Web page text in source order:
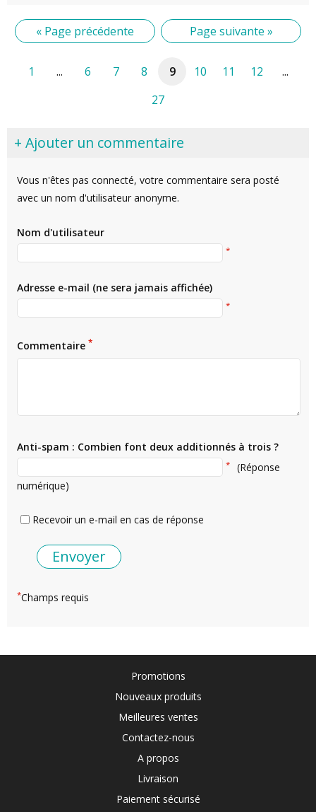
« Page précédente Page suivante »
1 ... 6 7 8 9 10 11 12
...
27
+ Ajouter un commentaire
Vous n'êtes pas connecté, votre commentaire sera posté
avec un nom d'utilisateur anonyme.
Nom d'utilisateur
*
Adresse e-mail (ne sera jamais affichée)
*
Commentaire *
Anti-spam : Combien font deux additionnés à trois ?
*
(Réponse
numérique)
Recevoir un e-mail en cas de réponse
*Champs requis
Promotions
Nouveaux produits
Meilleures ventes
Contactez-nous
A propos
Livraison
Paiement sécurisé